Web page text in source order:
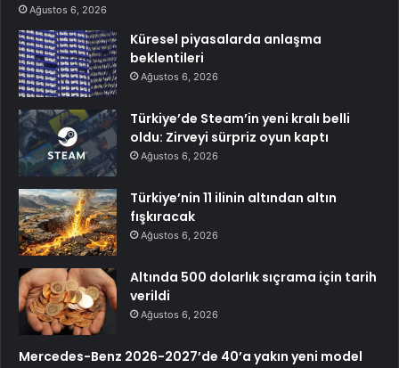
Ağustos 6, 2026
Küresel piyasalarda anlaşma
beklentileri
Ağustos 6, 2026
Türkiye’de Steam’in yeni kralı belli
oldu: Zirveyi sürpriz oyun kaptı
Ağustos 6, 2026
Türkiye’nin 11 ilinin altından altın
fışkıracak
Ağustos 6, 2026
Altında 500 dolarlık sıçrama için tarih
verildi
Ağustos 6, 2026
Mercedes-Benz 2026-2027’de 40’a yakın yeni model